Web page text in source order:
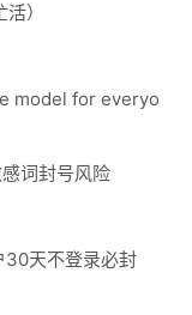
）
model for everyo
词封号风险
30天不登录必封